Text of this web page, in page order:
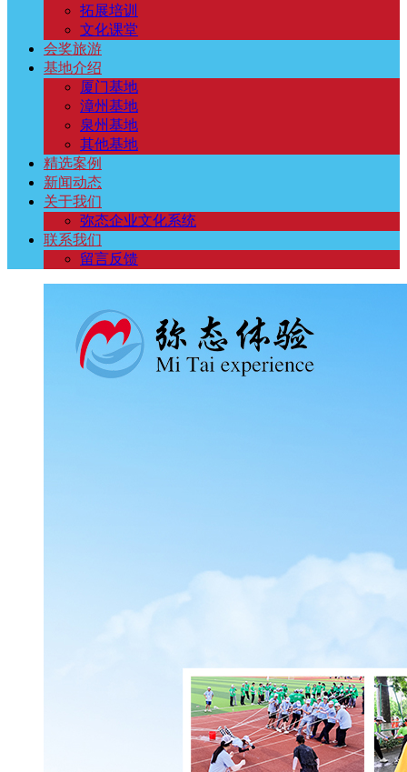
拓展培训
文化课堂
会奖旅游
基地介绍
厦门基地
漳州基地
泉州基地
其他基地
精选案例
新闻动态
关于我们
弥态企业文化系统
联系我们
留言反馈